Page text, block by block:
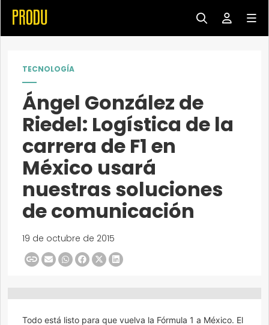
TECNOLOGÍA
Ángel González de
Riedel: Logística de la
carrera de F1 en
México usará
nuestras soluciones
de comunicación
19 de octubre de 2015
Todo está listo para que vuelva la Fórmula 1 a México. El